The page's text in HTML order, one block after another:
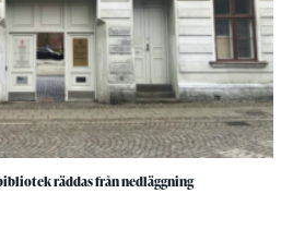
räddas från nedläggning